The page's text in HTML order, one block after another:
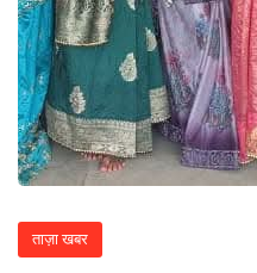
ताज़ा खबर